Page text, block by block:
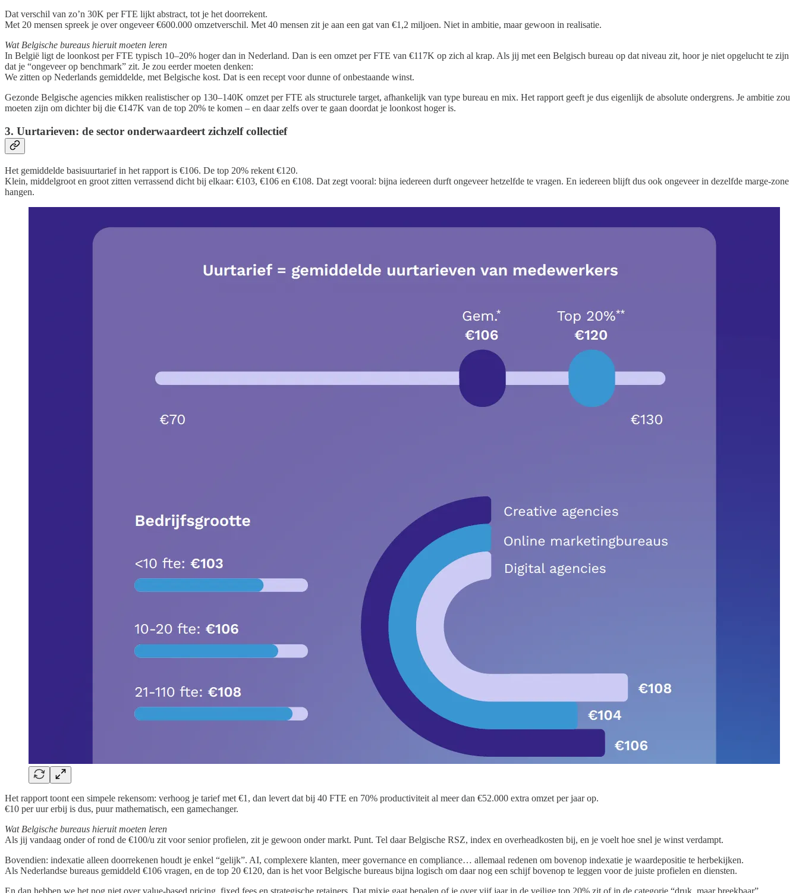
Dat verschil van zo’n 30K per FTE lijkt abstract, tot je het doorrekent.
Met 20 mensen spreek je over ongeveer €600.000 omzetverschil. Met 40 mensen zit je aan een gat van €1,2 miljoen. Niet in ambitie, maar gewoon in realisatie.
Wat Belgische bureaus hieruit moeten leren
In België ligt de loonkost per FTE typisch 10–20% hoger dan in Nederland. Dan is een omzet per FTE van €117K op zich al krap. Als jij met een Belgisch bureau op dat niveau zit, hoor je niet opgelucht te zijn
dat je “ongeveer op benchmark” zit. Je zou eerder moeten denken:
We zitten op Nederlands gemiddelde, met Belgische kost. Dat is een recept voor dunne of onbestaande winst.
Gezonde Belgische agencies mikken realistischer op 130–140K omzet per FTE als structurele target, afhankelijk van type bureau en mix. Het rapport geeft je dus eigenlijk de absolute ondergrens. Je ambitie zou
moeten zijn om dichter bij die €147K van de top 20% te komen – en daar zelfs over te gaan doordat je loonkost hoger is.
3. Uurtarieven: de sector onderwaardeert zichzelf collectief
Het gemiddelde basisuurtarief in het rapport is €106. De top 20% rekent €120.
Klein, middelgroot en groot zitten verrassend dicht bij elkaar: €103, €106 en €108. Dat zegt vooral: bijna iedereen durft ongeveer hetzelfde te vragen. En iedereen blijft dus ook ongeveer in dezelfde marge-zone
hangen.
Het rapport toont een simpele rekensom: verhoog je tarief met €1, dan levert dat bij 40 FTE en 70% productiviteit al meer dan €52.000 extra omzet per jaar op.
€10 per uur erbij is dus, puur mathematisch, een gamechanger.
Wat Belgische bureaus hieruit moeten leren
Als jij vandaag onder of rond de €100/u zit voor senior profielen, zit je gewoon onder markt. Punt. Tel daar Belgische RSZ, index en overheadkosten bij, en je voelt hoe snel je winst verdampt.
Bovendien: indexatie alleen doorrekenen houdt je enkel “gelijk”. AI, complexere klanten, meer governance en compliance… allemaal redenen om bovenop indexatie je waardepositie te herbekijken.
Als Nederlandse bureaus gemiddeld €106 vragen, en de top 20 €120, dan is het voor Belgische bureaus bijna logisch om daar nog een schijf bovenop te leggen voor de juiste profielen en diensten.
En dan hebben we het nog niet over value-based pricing, fixed fees en strategische retainers. Dat mixje gaat bepalen of je over vijf jaar in de veilige top 20% zit of in de categorie “druk, maar breekbaar”.